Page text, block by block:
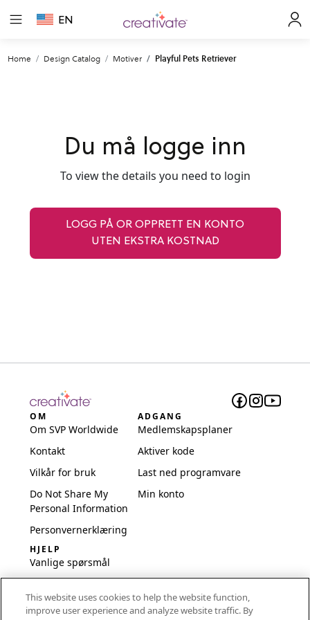
EN
Home Design Catalog Motiver Playful Pets Retriever
Du må logge inn
To view the details you need to login
LOGG PÅ OR OPPRETT EN KONTO
UTEN EKSTRA KOSTNAD
OM
Om SVP Worldwide
Kontakt
Vilkår for bruk
Do Not Share My
Personal Information
Personvernerklæring
ADGANG
Medlemskapsplaner
Aktiver kode
Last ned programvare
Min konto
HJELP
Vanlige spørsmål
oppsett
This website uses cookies to help the website function,
improve user experience and analyze website traffic. By